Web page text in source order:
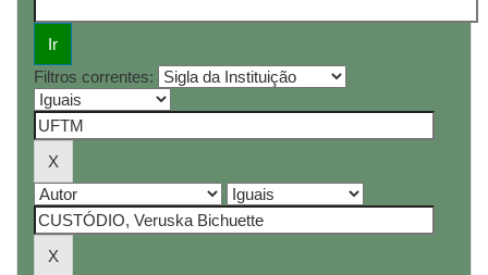
Filtros correntes: